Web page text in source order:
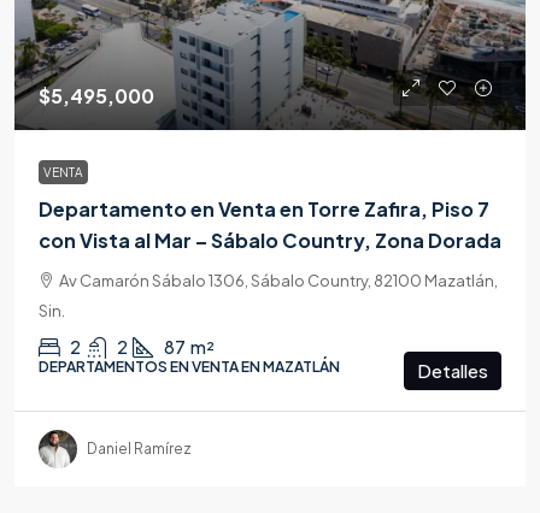
$5,495,000
VENTA
Departamento en Venta en Torre Zafira, Piso 7
con Vista al Mar – Sábalo Country, Zona Dorada
Av Camarón Sábalo 1306, Sábalo Country, 82100 Mazatlán,
Sin.
2 2 87 m²
DEPARTAMENTOS EN VENTA EN MAZATLÁN Detalles
Daniel Ramírez